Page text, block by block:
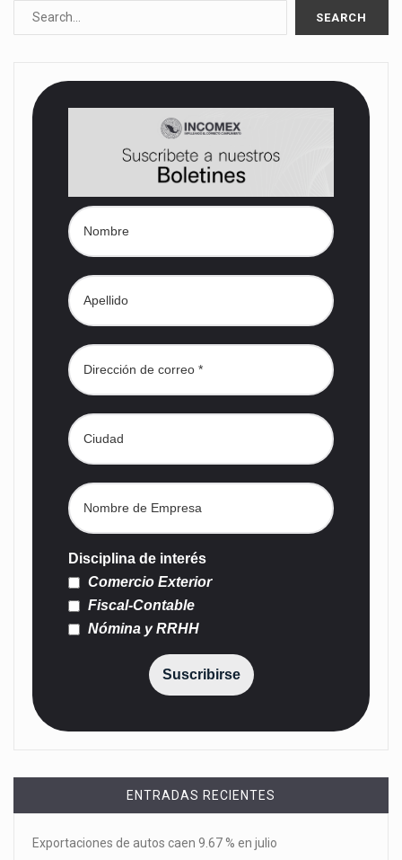
Disciplina de interés
Comercio Exterior
Fiscal-Contable
Nómina y RRHH
Suscribirse
ENTRADAS RECIENTES
Exportaciones de autos caen 9.67 % en julio